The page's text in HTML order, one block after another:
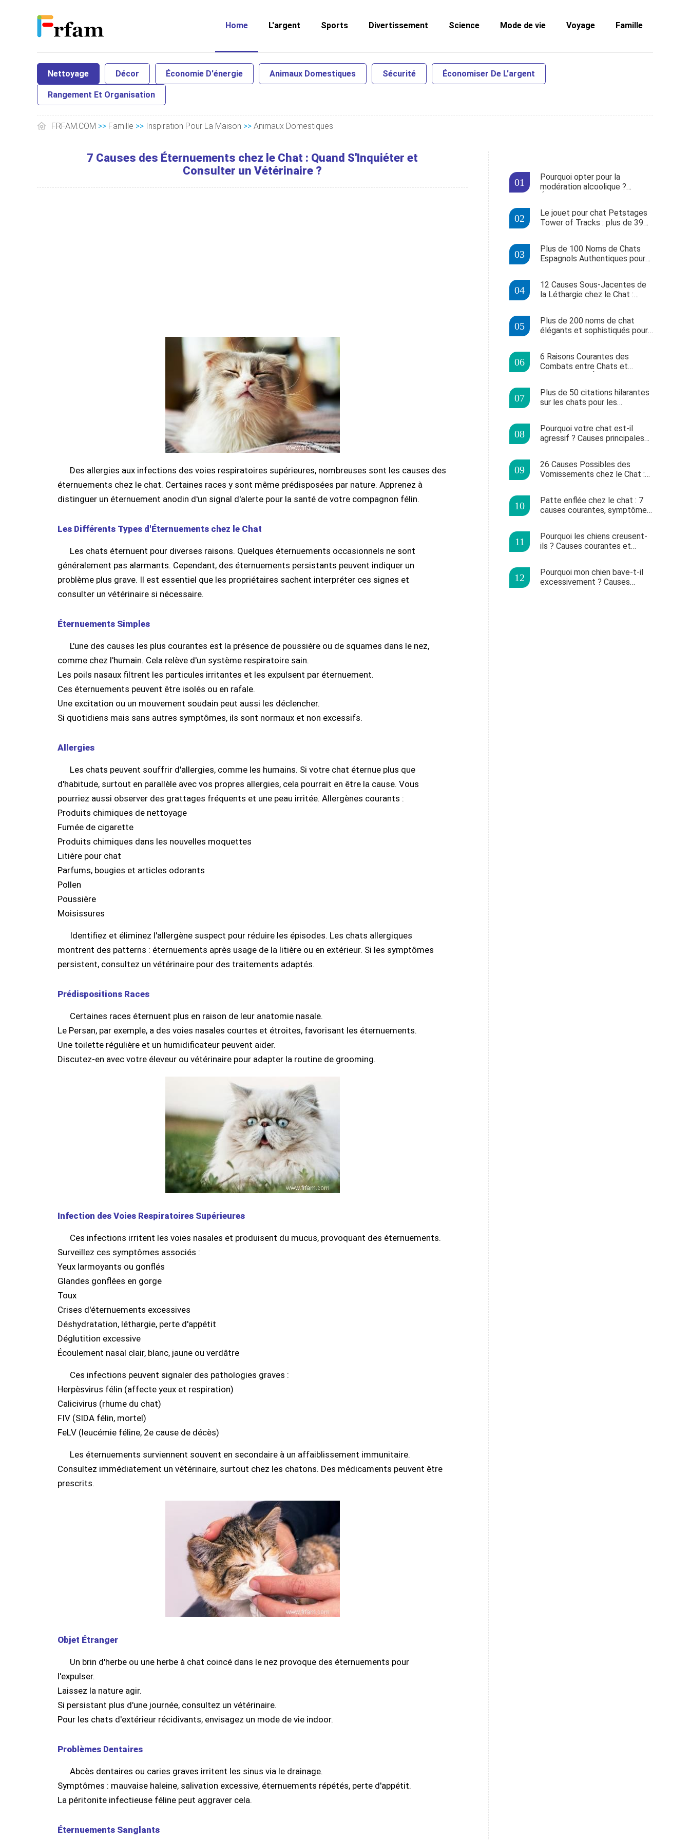
Home L'argent Sports Divertissement Science Mode de vie Voyage Famille
Nettoyage Décor Économie D'énergie Animaux Domestiques Sécurité Économiser De L'argent
Rangement Et Organisation
FRFAM.COM >> Famille >> Inspiration Pour La Maison >> Animaux Domestiques
7 Causes des Éternuements chez le Chat : Quand S'Inquiéter et
Consulter un Vétérinaire ?
Des allergies aux infections des voies respiratoires supérieures, nombreuses sont les causes des
éternuements chez le chat. Certaines races y sont même prédisposées par nature. Apprenez à
distinguer un éternuement anodin d'un signal d'alerte pour la santé de votre compagnon félin.
Les Différents Types d'Éternuements chez le Chat
Les chats éternuent pour diverses raisons. Quelques éternuements occasionnels ne sont
généralement pas alarmants. Cependant, des éternuements persistants peuvent indiquer un
problème plus grave. Il est essentiel que les propriétaires sachent interpréter ces signes et
consulter un vétérinaire si nécessaire.
Éternuements Simples
L'une des causes les plus courantes est la présence de poussière ou de squames dans le nez,
comme chez l'humain. Cela relève d'un système respiratoire sain.
Les poils nasaux filtrent les particules irritantes et les expulsent par éternuement.
Ces éternuements peuvent être isolés ou en rafale.
Une excitation ou un mouvement soudain peut aussi les déclencher.
Si quotidiens mais sans autres symptômes, ils sont normaux et non excessifs.
Allergies
Les chats peuvent souffrir d'allergies, comme les humains. Si votre chat éternue plus que
d'habitude, surtout en parallèle avec vos propres allergies, cela pourrait en être la cause. Vous
pourriez aussi observer des grattages fréquents et une peau irritée. Allergènes courants :
Produits chimiques de nettoyage
Fumée de cigarette
Produits chimiques dans les nouvelles moquettes
Litière pour chat
Parfums, bougies et articles odorants
Pollen
Poussière
Moisissures
Identifiez et éliminez l'allergène suspect pour réduire les épisodes. Les chats allergiques
montrent des patterns : éternuements après usage de la litière ou en extérieur. Si les symptômes
persistent, consultez un vétérinaire pour des traitements adaptés.
Prédispositions Races
Certaines races éternuent plus en raison de leur anatomie nasale.
Le Persan, par exemple, a des voies nasales courtes et étroites, favorisant les éternuements.
Une toilette régulière et un humidificateur peuvent aider.
Discutez-en avec votre éleveur ou vétérinaire pour adapter la routine de grooming.
Infection des Voies Respiratoires Supérieures
Ces infections irritent les voies nasales et produisent du mucus, provoquant des éternuements.
Surveillez ces symptômes associés :
Yeux larmoyants ou gonflés
Glandes gonflées en gorge
Toux
Crises d'éternuements excessives
Déshydratation, léthargie, perte d'appétit
Déglutition excessive
Écoulement nasal clair, blanc, jaune ou verdâtre
Ces infections peuvent signaler des pathologies graves :
Herpèsvirus félin (affecte yeux et respiration)
Calicivirus (rhume du chat)
FIV (SIDA félin, mortel)
FeLV (leucémie féline, 2e cause de décès)
Les éternuements surviennent souvent en secondaire à un affaiblissement immunitaire.
Consultez immédiatement un vétérinaire, surtout chez les chatons. Des médicaments peuvent être
prescrits.
Objet Étranger
Un brin d'herbe ou une herbe à chat coincé dans le nez provoque des éternuements pour
l'expulser.
Laissez la nature agir.
Si persistant plus d'une journée, consultez un vétérinaire.
Pour les chats d'extérieur récidivants, envisagez un mode de vie indoor.
Problèmes Dentaires
Abcès dentaires ou caries graves irritent les sinus via le drainage.
Symptômes : mauvaise haleine, salivation excessive, éternuements répétés, perte d'appétit.
La péritonite infectieuse féline peut aggraver cela.
Éternuements Sanglants
Pourquoi opter pour la
modération alcoolique ?
Le jouet pour chat Petstages
Tower of Tracks : plus de 39
Plus de 100 Noms de Chats
Espagnols Authentiques pour
12 Causes Sous-Jacentes de
la Léthargie chez le Chat :
Plus de 200 noms de chat
élégants et sophistiqués pour
6 Raisons Courantes des
Combats entre Chats et
Plus de 50 citations hilarantes
sur les chats pour les
Pourquoi votre chat est-il
agressif ? Causes principales
26 Causes Possibles des
Vomissements chez le Chat :
Patte enflée chez le chat : 7
causes courantes, symptômes
Pourquoi les chiens creusent-
ils ? Causes courantes et
Pourquoi mon chien bave-t-il
excessivement ? Causes